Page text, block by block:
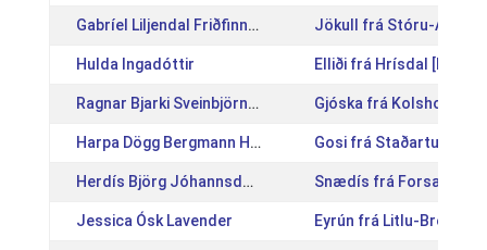
Gabríel Liljendal Friðfinnsson Jökull frá Stóru-
Hulda Ingadóttir Elliði frá Hrísdal
Ragnar Bjarki Sveinbjörnsson Gjóska frá Kolsholti 3
Harpa Dögg Bergmann Heiðarsdóttir Gosi frá Staðartungu
Herdís Björg Jóhannsdóttir Snædís frá Forsæti II
Jessica Ósk Lavender Eyrún frá Litlu-Brekku